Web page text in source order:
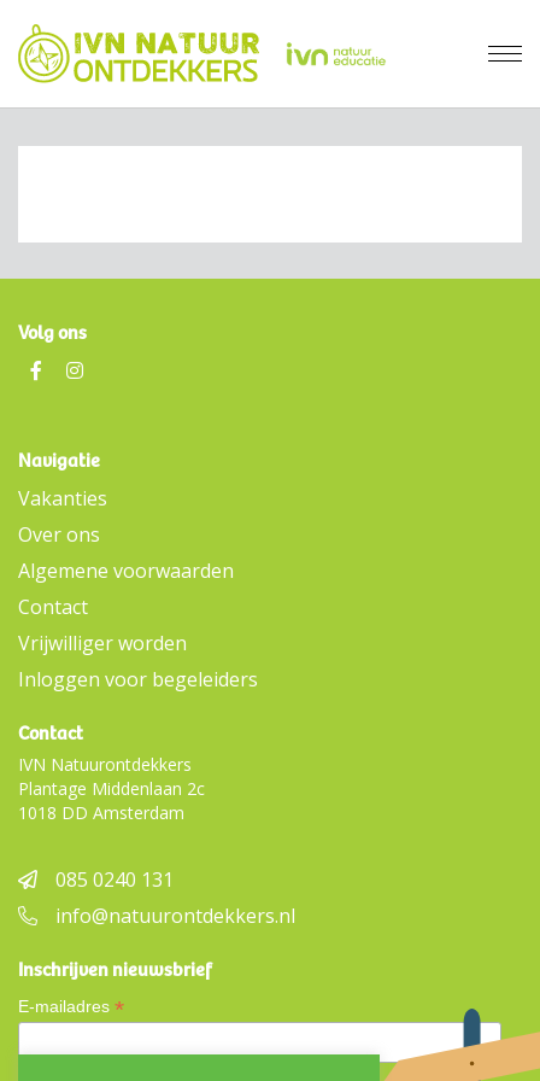
Volg ons
Navigatie
Vakanties
Over ons
Algemene voorwaarden
Contact
Vrijwilliger worden
Inloggen voor begeleiders
Contact
IVN Natuurontdekkers
Plantage Middenlaan 2c
1018 DD Amsterdam
085 0240 131
info@natuurontdekkers.nl
Inschrijven nieuwsbrief
E-mailadres *